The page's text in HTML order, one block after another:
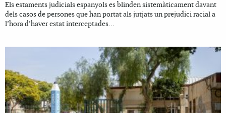
Els estaments judicials espanyols es blinden sistemàticament davant
dels casos de persones que han portat als jutjats un prejudici racial a
l’hora d’haver estat interceptades...